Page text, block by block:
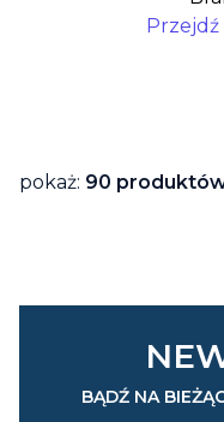
Przejdź
pokaż: 90
BĄDŹ NA